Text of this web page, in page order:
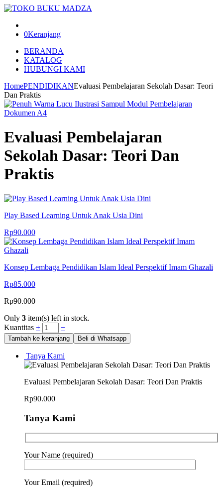
0Keranjang
BERANDA
KATALOG
HUBUNGI KAMI
HomePENDIDIKANEvaluasi Pembelajaran Sekolah Dasar: Teori
Dan Praktis
Evaluasi Pembelajaran
Sekolah Dasar: Teori Dan
Praktis
Play Based Learning Untuk Anak Usia Dini
Rp90.000
Konsep Lembaga Pendidikan Islam Ideal Perspektif Imam Ghazali
Rp85.000
Rp90.000
Only 3 item(s) left in stock.
Kuantitas + −
Tambah ke keranjang Beli di Whatsapp
Tanya Kami
Evaluasi Pembelajaran Sekolah Dasar: Teori Dan Praktis
Rp90.000
Tanya Kami
Your Name (required)
Your Email (required)